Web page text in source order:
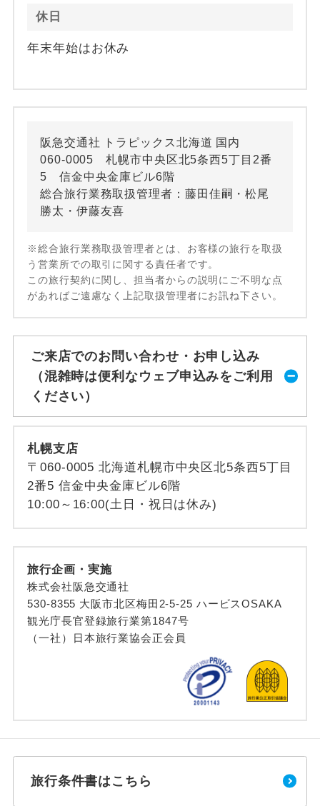
休日
年末年始はお休み
阪急交通社 トラピックス北海道 国内
060-0005 札幌市中央区北5条西5丁目2番
5 信金中央金庫ビル6階
総合旅行業務取扱管理者：藤田佳嗣・松尾
勝太・伊藤友喜
※総合旅行業務取扱管理者とは、お客様の旅行を取扱
う営業所での取引に関する責任者です。
この旅行契約に関し、担当者からの説明にご不明な点
があればご遠慮なく上記取扱管理者にお訊ね下さい。
ご来店でのお問い合わせ・お申し込み
（混雑時は便利なウェブ申込みをご利用
ください）
札幌支店
〒060-0005 北海道札幌市中央区北5条西5丁目
2番5 信金中央金庫ビル6階
10:00～16:00(土日・祝日は休み)
旅行企画・実施
株式会社阪急交通社
530-8355 大阪市北区梅田2-5-25 ハービスOSAKA
観光庁長官登録旅行業第1847号
（一社）日本旅行業協会正会員
旅行条件書はこちら